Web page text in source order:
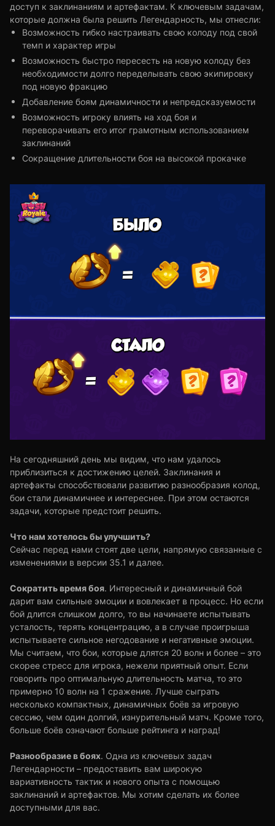
доступ к заклинаниям и артефактам. К ключевым задачам,
которые должна была решить Легендарность, мы отнесли:
Возможность гибко настраивать свою колоду под свой
темп и характер игры
Возможность быстро пересесть на новую колоду без
необходимости долго переделывать свою экипировку
под новую фракцию
Добавление боям динамичности и непредсказуемости
Возможность игроку влиять на ход боя и
переворачивать его итог грамотным использованием
заклинаний
Сокращение длительности боя на высокой прокачке
На сегодняшний день мы видим, что нам удалось
приблизиться к достижению целей. Заклинания и
артефакты способствовали развитию разнообразия колод,
бои стали динамичнее и интереснее. При этом остаются
задачи, которые предстоит решить.
Что нам хотелось бы улучшить?
Сейчас перед нами стоят две цели, напрямую связанные с
изменениями в версии 35.1 и далее.
Сократить время боя. Интересный и динамичный бой
дарит вам сильные эмоции и вовлекает в процесс. Но если
бой длится слишком долго, то вы начинаете испытывать
усталость, терять концентрацию, а в случае проигрыша
испытываете сильное негодование и негативные эмоции.
Мы считаем, что бои, которые длятся 20 волн и более – это
скорее стресс для игрока, нежели приятный опыт. Если
говорить про оптимальную длительность матча, то это
примерно 10 волн на 1 сражение. Лучше сыграть
несколько компактных, динамичных боёв за игровую
сессию, чем один долгий, изнурительный матч. Кроме того,
больше боёв означают больше рейтинга и наград!
Разнообразие в боях. Одна из ключевых задач
Легендарности – предоставить вам широкую
вариативность тактик и нового опыта с помощью
заклинаний и артефактов. Мы хотим сделать их более
доступными для вас.